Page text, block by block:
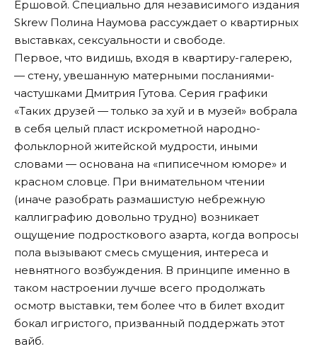
Ершовой. Специально для независимого издания
Skrew Полина Наумова рассуждает о квартирных
выставках, сексуальности и свободе.
Первое, что видишь, входя в квартиру-галерею,
— стену, увешанную матерными посланиями-
частушками Дмитрия Гутова. Серия графики
«Таких друзей — только за хуй и в музей» вобрала
в себя целый пласт искрометной народно-
фольклорной житейской мудрости, иными
словами — основана на «пиписечном юморе» и
красном словце. При внимательном чтении
(иначе разобрать размашистую небрежную
каллиграфию довольно трудно) возникает
ощущение подросткового азарта, когда вопросы
пола вызывают смесь смущения, интереса и
невнятного возбуждения. В принципе именно в
таком настроении лучше всего продолжать
осмотр выставки, тем более что в билет входит
бокал игристого, призванный поддержать этот
вайб.